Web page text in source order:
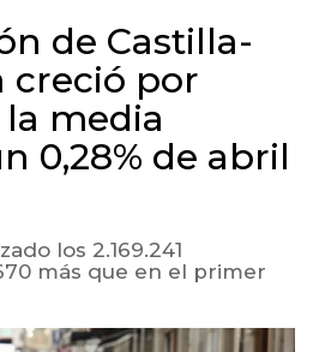
de Castilla-
creció por
media
0,28% de abril
los 2.169.241
más que en el primer